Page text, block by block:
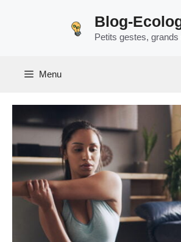
Blog-
Petits gestes, grands
Menu